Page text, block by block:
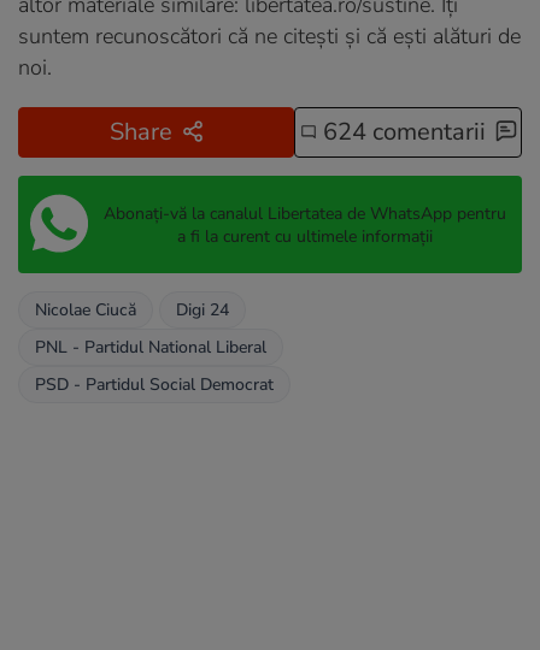
suntem recunoscători că ne citești și că ești alături de
noi.
Share 624 comentarii
Abonați-vă la canalul Libertatea de WhatsApp pentru
a fi la curent cu ultimele informații
Nicolae Ciucă
Digi 24
PNL - Partidul National Liberal
PSD - Partidul Social Democrat